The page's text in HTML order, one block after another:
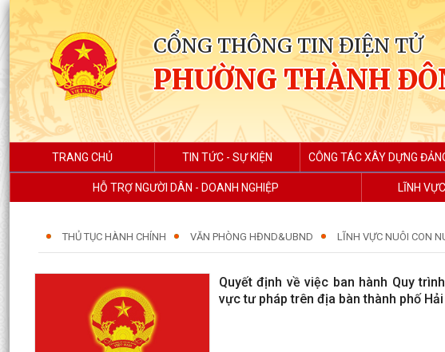
CỔNG THÔNG TIN ĐIỆN TỬ
PHƯỜNG THÀNH
TRANG CHỦ TIN TỨC - SỰ KIỆN CÔNG TÁC XÂY DỰNG
HỖ TRỢ NGƯỜI DÂN - DOANH NGHIỆP LĨNH
THỦ TỤC HÀNH CHÍNH VĂN PHÒNG HĐND&UBND LĨNH VỰC NUÔI CON
Quyết định về việc ban hành Quy
vực tư pháp trên địa bàn thành phố